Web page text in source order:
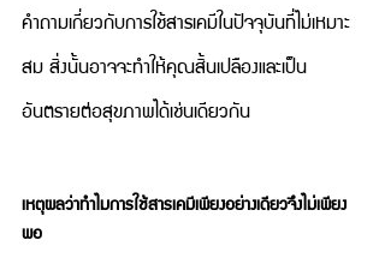
คำถามเกี่ยวกับการใช้สารเคมีในปัจจุบันที่ไม่เหมาะ
สม สิ่งนั้นอาจจะทำให้คุณสิ้นเปลืองและเป็น
อันตรายต่อสุขภาพได้เช่นเดียวกัน
เหตุผลว่าทำไมการใช้สารเคมีเพียงอย่างเดียวจึงไม่เพียง
พอ